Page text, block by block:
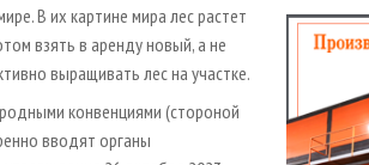
В их картине мира лес растет
взять в аренду новый, а не
выращивать лес на участке.
конвенциями (стороной
вводят органы